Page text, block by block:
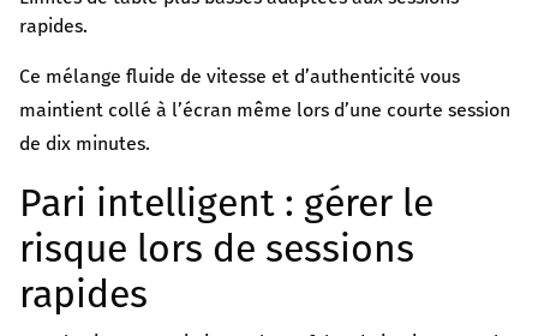
rapides.
Ce mélange fluide de vitesse et d’authenticité vous
maintient collé à l’écran même lors d’une courte session
de dix minutes.
Pari intelligent : gérer le
risque lors de sessions
rapides